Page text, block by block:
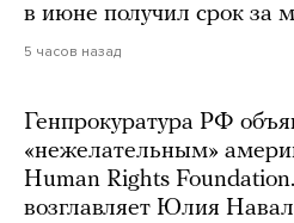
в июне получил срок за
5 часов назад
Генпрокуратура РФ
«нежелательным»
Human Rights
возглавляет Юлия